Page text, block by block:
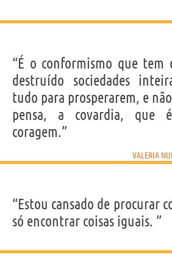
“É o conformismo que tem
destruído sociedades
tudo para prosperarem, e
pensa, a covardia, que
coragem.”
VALERIA
“Estou cansado de procurar
só encontrar coisas iguais. ”